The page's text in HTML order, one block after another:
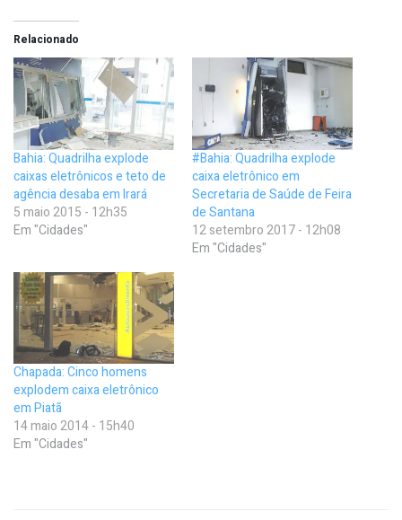
Relacionado
Bahia: Quadrilha explode
caixas eletrônicos e teto de
agência desaba em Irará
5 maio 2015 - 12h35
Em "Cidades"
#Bahia: Quadrilha explode
caixa eletrônico em
Secretaria de Saúde de Feira
de Santana
12 setembro 2017 - 12h08
Em "Cidades"
Chapada: Cinco homens
explodem caixa eletrônico
em Piatã
14 maio 2014 - 15h40
Em "Cidades"